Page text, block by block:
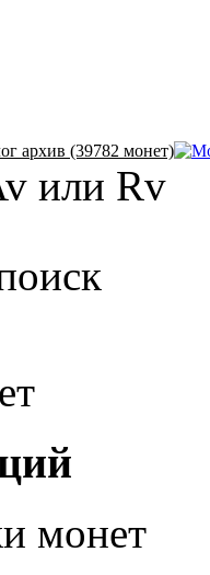
архив (39782 монет)
или Rv
монет